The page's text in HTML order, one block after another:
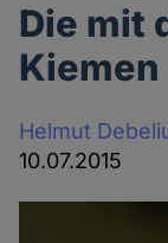
Die mit
Kiemen
Helmut
10.07.2015